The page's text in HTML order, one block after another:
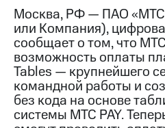
Контакты
Медиа-центр
Пресс-
релизы
МТС
о технологиях
Москва, РФ — ПАО
или Компания),
сообщает о том, что
возможность оплаты
Tables — крупнейшего
командной работы и
без кода на основе
системы МТС PAY.